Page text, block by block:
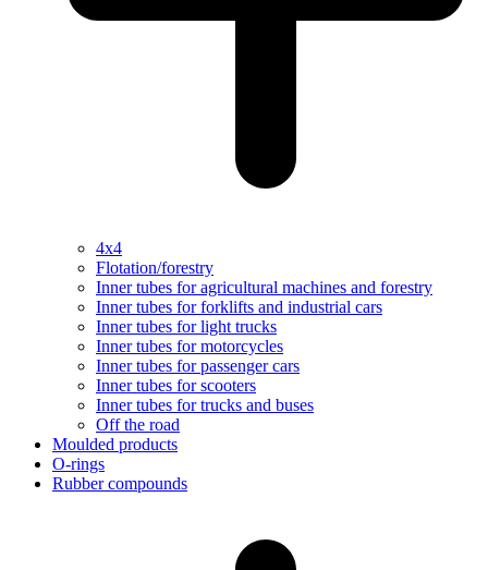
4x4
Flotation/forestry
Inner tubes for agricultural machines and forestry
Inner tubes for forklifts and industrial cars
Inner tubes for light trucks
Inner tubes for motorcycles
Inner tubes for passenger cars
Inner tubes for scooters
Inner tubes for trucks and buses
Off the road
Moulded products
O-rings
Rubber compounds